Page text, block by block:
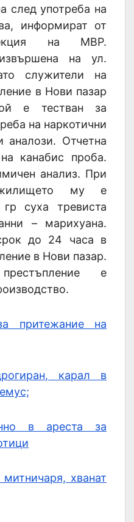
след употреба на
информират от
на МВР.
на ул.
служители на
в Нови пазар
е тестван за
на наркотични
аналози. Отчетна
канабис проба.
анализ. При
му е
суха тревиста
– марихуана.
до 24 часа в
в Нови пазар.
е
притежание на
карал в
в ареста за
хванат